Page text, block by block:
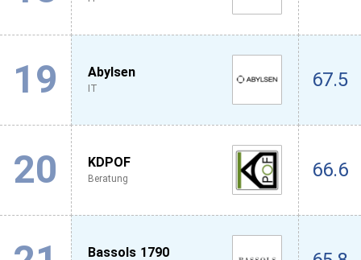
19 Abylsen
IT 67.5
20 KDPOF
Beratung 66.6
Bassols 1790